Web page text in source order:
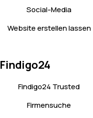
Social-Media
Website erstellen lassen
Findigo24
Findigo24 Trusted
Firmensuche